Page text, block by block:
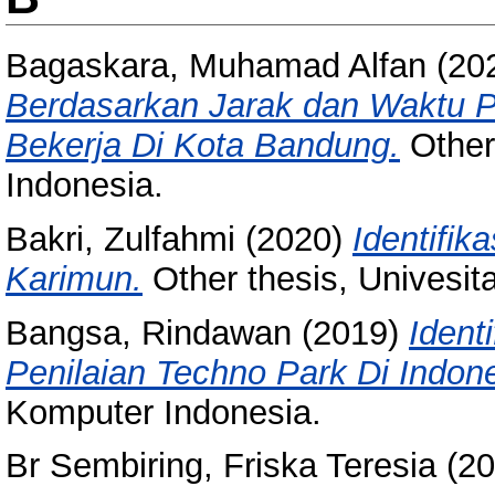
Bagaskara, Muhamad Alfan
Berdasarkan Jarak dan Waktu
Bekerja Di Kota Bandung.
Indonesia.
Bakri, Zulfahmi (2020)
Karimun. Other thesis,
Bangsa, Rindawan (2019)
Penilaian Techno Park Di
Komputer Indonesia.
Br Sembiring, Friska Teresia